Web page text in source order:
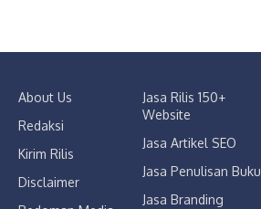
About Us
Redaksi
Kirim Rilis
Disclaimer
Jasa Rilis 150+
Website
Jasa Artikel SEO
Jasa Penulisan Buku
Jasa Branding